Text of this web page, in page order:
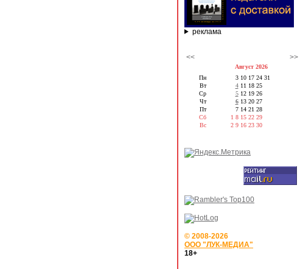
реклама
<< >>
Август 2026
Пн
Вт
Ср
Чт
Пт
Сб
Вс
3 10 17 24 31
4 11 18 25
5 12 19 26
6 13 20 27
7 14 21 28
1 8 15 22 29
2 9 16 23 30
© 2008-2026
ООО "ЛУК-МЕДИА"
18+